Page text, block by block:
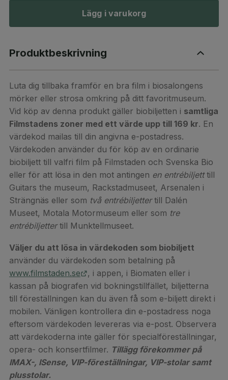
Lägg i varukorg
Produktbeskrivning
Luta dig tillbaka framför en bra film i biosalongens
mörker eller strosa omkring på ditt favoritmuseum.
Vid köp av denna produkt gäller biobiljetten i samtliga
Filmstadens zoner med ett värde upp till 169 kr. En
värdekod mailas till din angivna e-postadress.
Värdekoden använder du för köp av en ordinarie
biobiljett till valfri film på Filmstaden och Svenska Bio
eller för att lösa in den mot antingen en entrébiljetttill
Guitars the museum, Rackstadmuseet, Arsenalen i
Strängnäs eller som två entrébiljettertill Dalén
Museet, Motala Motormuseum eller som tre
entrébiljettertill Munktellmuseet.
Väljer du att lösa in värdekoden som biobiljett
använder du värdekoden som betalning på
www.filmstaden.se
, i appen, i Biomaten eller i
kassan på biografen vid bokningstillfället, biljetterna
till föreställningen kan du även få som e-biljett direkt i
mobilen. Vänligen kontrollera din e-postadress noga
eftersom värdekoden levereras via e-post. Observera
att värdekoderna inte gäller för specialföreställningar,
opera- och konsertfilmer. Tillägg förekommer på
IMAX-, ISense, VIP-föreställningar, VIP-stolar samt
plusstolar.